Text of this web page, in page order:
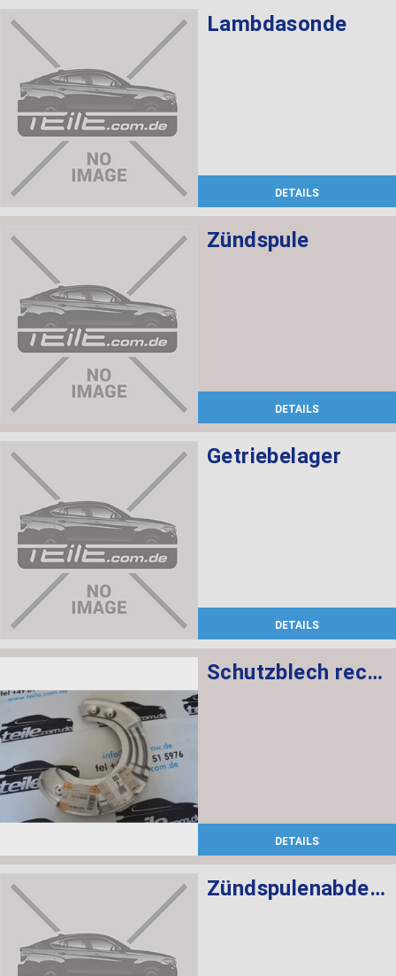
Lambdasonde
DETAILS
Zündspule
DETAILS
Getriebelager
DETAILS
Schutzblech rechts
DETAILS
Zündspulenabdeckung